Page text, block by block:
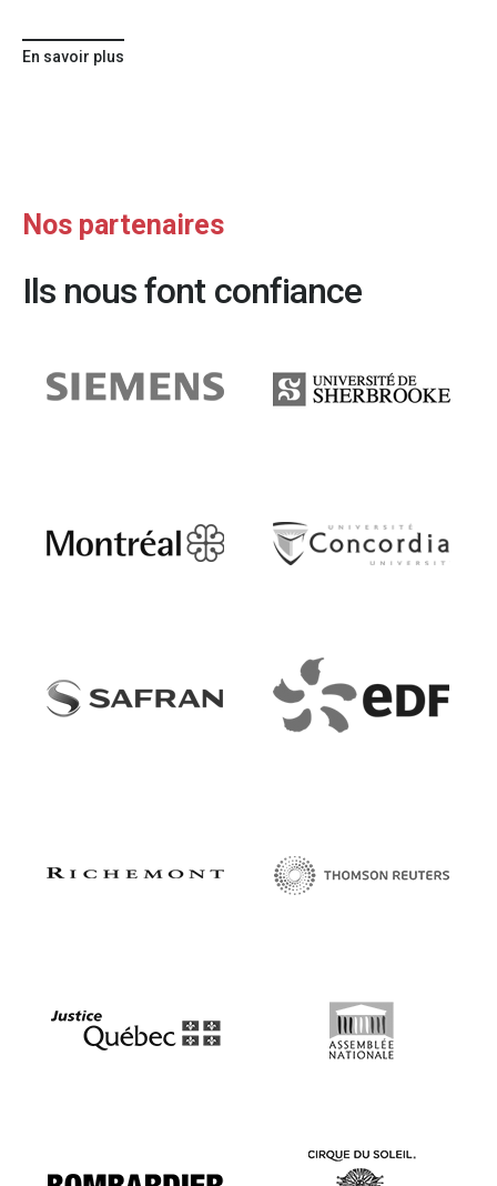
En savoir plus
Nos partenaires
Ils nous font confiance